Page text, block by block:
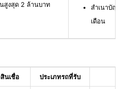
นสูงสุด 2 ล้านบาท
สำเนาบัญชี
เดือน
นเชื่อ ประเภทรถที่รับ